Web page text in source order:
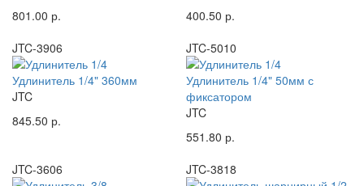
801.00 р.
400.50 р.
JTC-3906
Удлинитель 1/4" 360мм
JTC
845.50 р.
JTC-5010
Удлинитель 1/4" 50мм с
фиксатором
JTC
551.80 р.
JTC-3606
JTC-3818